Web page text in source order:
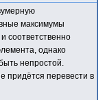
максимумы
соответственно
однако
непростой.
придётся перевести в